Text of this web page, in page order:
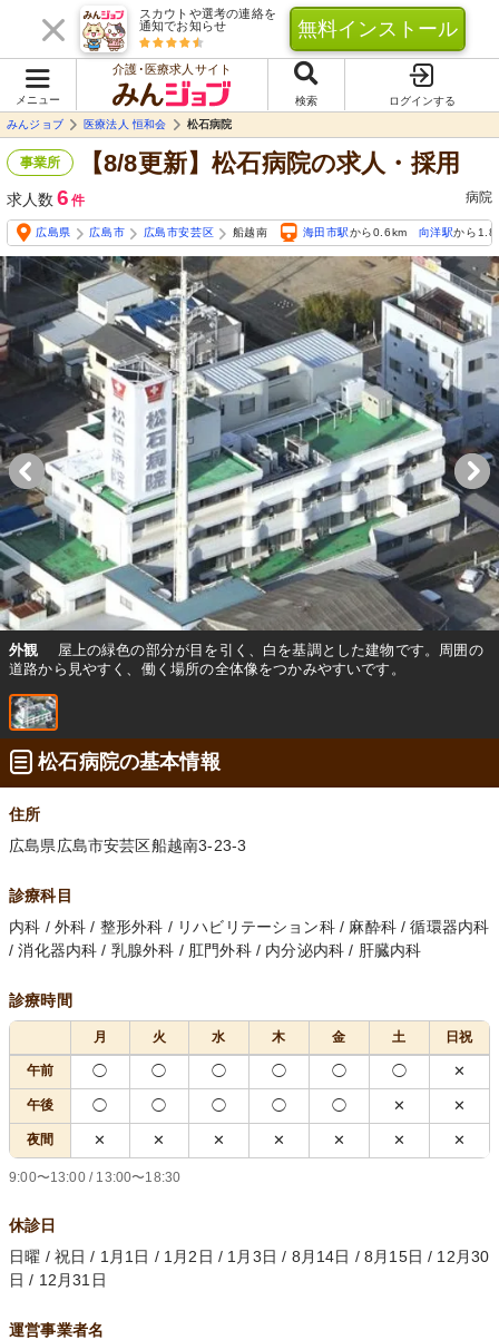
スカウトや選考の連絡を
通知でお知らせ
無料インストール
メニュー
介護･医療求人サイト
検索
ログインする
みんジョブ
医療法人 恒和会 松石病院
事業所 【8/8更新】松石病院の求人・採用
求人数 6 件 病院
広島県 広島市 広島市安芸区 船越南 海田市駅から0.6km 向洋駅から
外観
屋上の緑色の部分が目を引く、白を基調とした建物です。周囲の
道路から見やすく、働く場所の全体像をつかみやすいです。
松石病院の基本情報
住所
広島県広島市安芸区船越南3-23-3
診療科目
内科 / 外科 / 整形外科 / リハビリテーション科 / 麻酔科 / 循環器内科
/ 消化器内科 / 乳腺外科 / 肛門外科 / 内分泌内科 / 肝臓内科
診療時間
月 火 水 木 金 土 日祝
午前 ◯ ◯ ◯ ◯ ◯ ◯ ✕
午後 ◯ ◯ ◯ ◯ ◯ ✕ ✕
夜間 ✕ ✕ ✕ ✕ ✕ ✕ ✕
9:00〜13:00 / 13:00〜18:30
休診日
日曜 / 祝日 / 1月1日 / 1月2日 / 1月3日 / 8月14日 / 8月15日 / 12月30
日 / 12月31日
運営事業者名